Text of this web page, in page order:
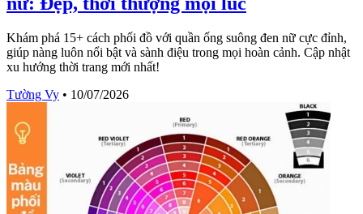
Khám phá 15+ cách phối đồ với quần ống suông đen nữ cực đỉnh,
giúp nàng luôn nổi bật và sành điệu trong mọi hoàn cảnh. Cập nhật
xu hướng thời trang mới nhất!
Tường Vy • 10/07/2026